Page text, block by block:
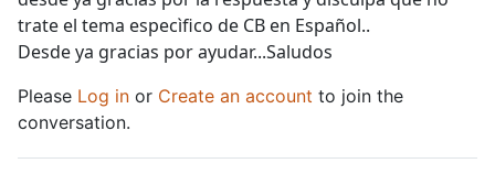
trate el tema especìfico de CB en Español..
Desde ya gracias por ayudar...Saludos
Please Log in or Create an account to join the
conversation.